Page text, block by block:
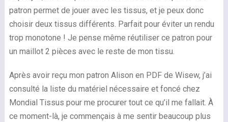
patron permet de jouer avec les tissus, et je peux donc
choisir deux tissus différents. Parfait pour éviter un rendu
trop monotone ! Je pense même réutiliser ce patron pour
un maillot 2 pièces avec le reste de mon tissu.
Après avoir reçu mon patron Alison en PDF de Wisew, j’ai
consulté la liste du matériel nécessaire et foncé chez
Mondial Tissus pour me procurer tout ce qu’il me fallait. À
ce moment-là, je commençais à me sentir beaucoup plus